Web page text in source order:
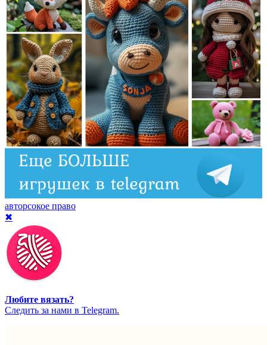
авторсокое право
✖
Любите вязать?
Cледить за нами в Telegram.